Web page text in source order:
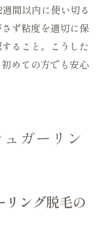
間以内に使い切る
ず粘度を適切に保
ること。こうした
めての方でも安心
ガーリン
ング脱毛の